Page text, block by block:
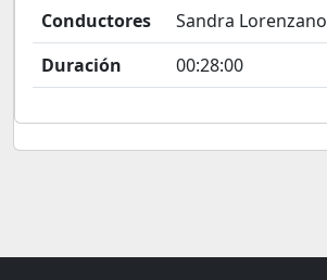
Conductores
Sandra Lorenzano
Duración
00:28:00